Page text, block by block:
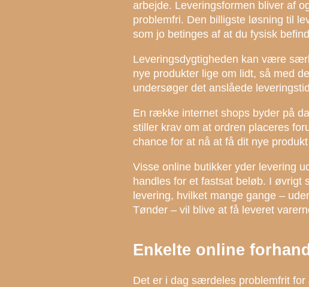
arbejde. Leveringsformen bliver af
problemfri. Den billigste løsning til
som jo betinges af at du fysisk
Leveringsdygtigheden kan være
nye produkter lige om lidt, så med
undersøger det anslåede
En række internet shops byder på
stiller krav om at ordren placeres
chance for at nå at få dit nye
Visse online butikker yder levering
handles for et fastsat beløb. I øvrigt
levering, hvilket mange gange –
Tønder – vil blive at få leveret
Enkelte online
Det er i dag særdeles problemfrit